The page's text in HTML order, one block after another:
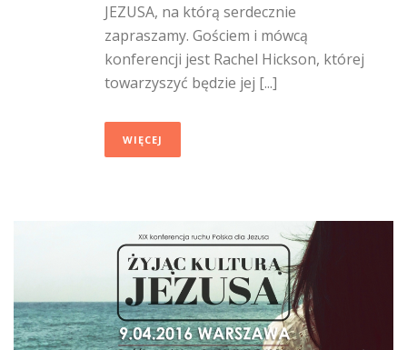
JEZUSA, na którą serdecznie
zapraszamy. Gościem i mówcą
konferencji jest Rachel Hickson, której
towarzyszyć będzie jej [...]
WIĘCEJ